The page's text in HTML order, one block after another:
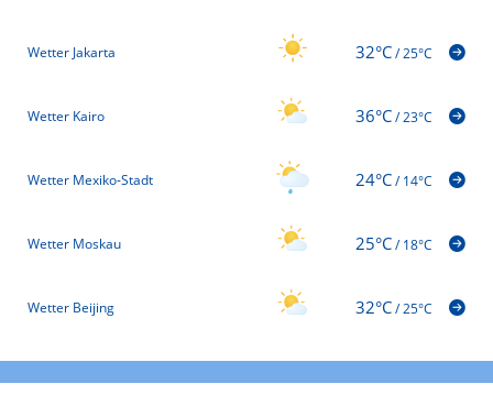
Wetter Jakarta 32°C/25°C
Wetter Kairo 36°C/23°C
Wetter Mexiko-Stadt 24°C/14°C
Wetter Moskau 25°C/18°C
Wetter Beijing 32°C/25°C